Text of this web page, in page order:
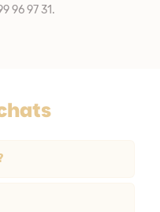
96 97 31.